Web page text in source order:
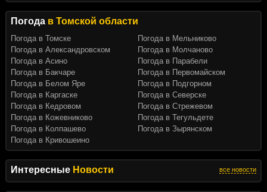
Интересные Новости все новости
Погода в Томской области
Погода в Томске
Погода в Александровском
Погода в Асино
Погода в Бакчаре
Погода в Белом Яре
Погода в Каргаске
Погода в Кедровом
Погода в Кожевниково
Погода в Колпашево
Погода в Кривошеино
Погода в Мельниково
Погода в Молчаново
Погода в Парабели
Погода в Первомайском
Погода в Подгорном
Погода в Северске
Погода в Стрежевом
Погода в Тегульдете
Погода в Зырянском